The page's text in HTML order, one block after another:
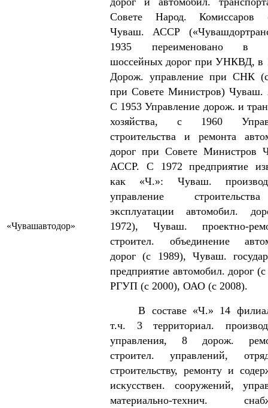
«Чувашавтодор»
Совете Народ. Комиссаров
Чуваш. АССР
1935 переименовано в
шоссейных дорог при УНКВД, в
Дорож. управление при СНК
при Совете Министров)
С 1953 Управление дорож. и
хозяйства, с 1960
строительства и ремонта
дорог при Совете Министров
АССР. С 1972 предприятие
как «Ч.»: Чуваш.
управление
эксплуатации автомобил.
1972), Чуваш. проектно-
строител. объединение
дорог (с 1989), Чуваш.
предприятие автомобил. дорог
РГУП (с 2000), ОАО (с 2008).
В составе «Ч.» 14
т.ч. 3 территориал.
управления, 8 дорож.
строител. управлений,
строительству, ремонту и
искусствен. сооружений,
материально-технич.